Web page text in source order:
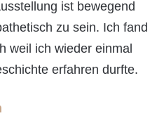
ist bewegend
zu sein. Ich fand
weil ich wieder einmal
erfahren durfte.